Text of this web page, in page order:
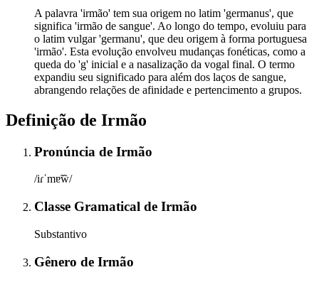
A palavra 'irmão' tem sua origem no latim 'germanus', que
significa 'irmão de sangue'. Ao longo do tempo, evoluiu para
o latim vulgar 'germanu', que deu origem à forma portuguesa
'irmão'. Esta evolução envolveu mudanças fonéticas, como a
queda do 'g' inicial e a nasalização da vogal final. O termo
expandiu seu significado para além dos laços de sangue,
abrangendo relações de afinidade e pertencimento a grupos.
Definição de Irmão
Pronúncia de Irmão
/iɾˈmɐ̃w̃/
Classe Gramatical de Irmão
Substantivo
Gênero de Irmão